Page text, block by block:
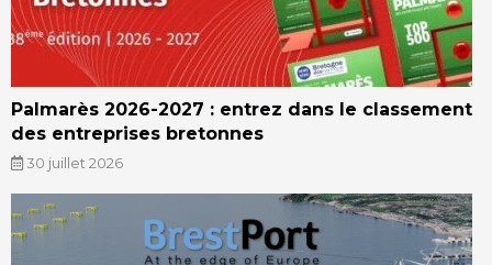
Palmarès 2026-2027 : entrez dans le classement
des entreprises bretonnes
30 juillet 2026